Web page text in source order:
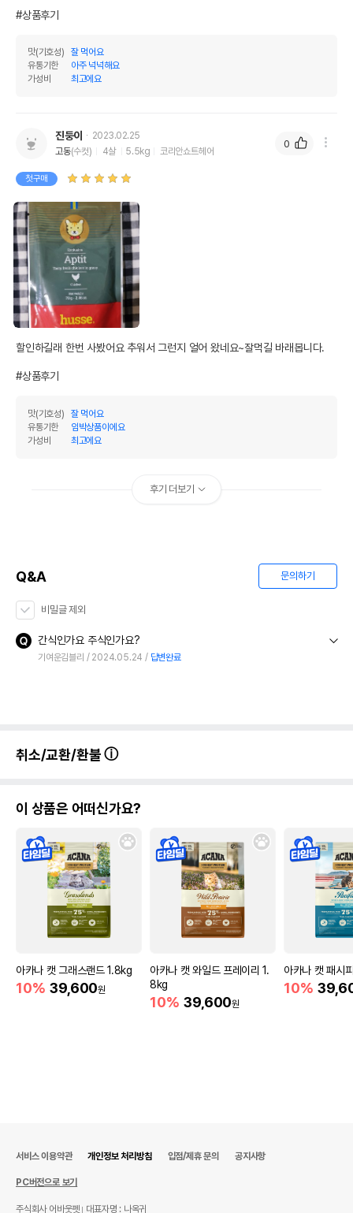
영양정보
조지방 1.17% 7.8%
조섬유질
조회분
칼슘
인
오메가3
오메가6
수분 85%
탄수화물
닭가슴살,정제수,변성전분,구아검
품명 및 모델명
법에 의한 인증,허가 등을
받았음을 확인할수 있는
상세페이지 참조
수입자를 함께 표기
전화번호
유통기한
유통기한이 최소 2026.12.05이거나 그
이후인 상품이 출고됩니다.
단, 상품명에 유통기한 명시된 경우, 해당
유통기한을 따릅니다.
#상품후기
맛(기호성)
잘 먹어요
유통기한
아주 넉넉해요
가성비
최고에요
진둥이
2023.02.25
고동(수컷) 4살 5.5kg 코리안쇼트헤어
첫구매
할인하길래 한번 사봤어요 추워서 그런지 얼어 왔네요~잘먹길 바래봅니다.
#상품후기
맛(기호성)
잘 먹어요
유통기한
임박상품이에요
가성비
최고에요
0
후기 더보기
Q&A 문의하기
비밀글 제외
간식인가요 주식인가요?
기여운김블리 2024.05.24 답변완료
취소/교환/환불
이 상품은 어떠신가요?
아카나 캣 그래스랜드 1.8kg
10% 39,600원
아카나 캣 와일드 프레이리 1.
8kg
10% 39,600원
아카나 캣 패시
10%
서비스 이용약관 개인정보 처리방침 입점/제휴 문의 공지사항
PC버전으로 보기
주식회사 어바웃펫 대표자명 : 나옥귀